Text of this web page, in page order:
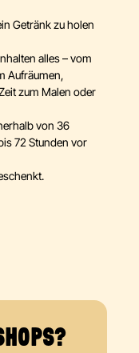
Getränk zu holen
alles – vom
Aufräumen,
zum Malen oder
von 36
72 Stunden vor